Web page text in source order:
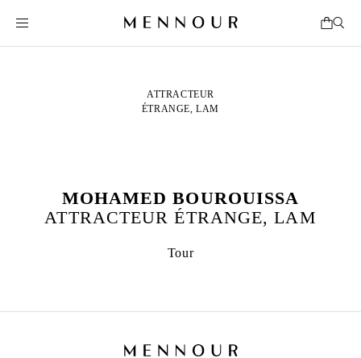
ATTRACTEUR
ÉTRANGE, LAM
MOHAMED BOUROUISSA
ATTRACTEUR ÉTRANGE, LAM
Tour